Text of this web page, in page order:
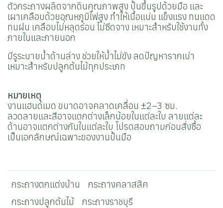
ตัวกระถางผลิตจากดินคุณภาพสูง ปั้นขึ้นรูปด้วยมือ และ
เผาเคลือบด้วยอุณหภูมิไฟสูง ทำให้เนื้อแน่น แข็งแรง ทนแดด
ทนฝน เคลือบไม่หลุดร่อน ไม่ซีดจาง เหมาะสำหรับใช้งานทั้ง
ภายในและภายนอก
มีรูระบายน้ำด้านล่าง ช่วยให้น้ำไม่ขัง ลดปัญหารากเน่า
เหมาะสำหรับปลูกต้นไม้ทุกประเภท
หมายเหตุ
งานแฮนด์เมด ขนาดอาจคลาดเคลื่อน ±2–3 ซม.
ลวดลายและสีอาจแตกต่างเล็กน้อยในแต่ละใบ ลายแต่ละ
ด้านอาจแตกต่างกันในแต่ละใบ โปรดสอบถามก่อนสั่งซื้อ
เป็นเอกลักษณ์เฉพาะของงานปั้นมือ
กระถางตกแต่งบ้าน
กระถางคลาสสิค
กระถางปลูกต้นไม้
กระถางราชบุรี